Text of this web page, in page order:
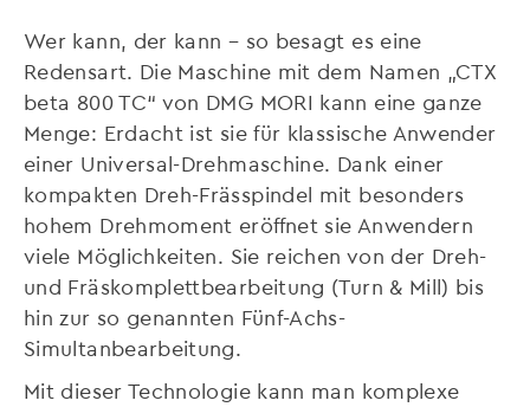
Wer kann, der kann – so besagt es eine
Redensart. Die Maschine mit dem Namen „CTX
beta 800 TC“ von DMG MORI kann eine ganze
Menge: Erdacht ist sie für klassische Anwender
einer Universal-Drehmaschine. Dank einer
kompakten Dreh-Frässpindel mit besonders
hohem Drehmoment eröffnet sie Anwendern
viele Möglichkeiten. Sie reichen von der Dreh-
und Fräskomplettbearbeitung (Turn & Mill) bis
hin zur so genannten Fünf-Achs-
Simultanbearbeitung.
Mit dieser Technologie kann man komplexe